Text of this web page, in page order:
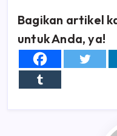
Bagikan artikel
untuk Anda, ya!